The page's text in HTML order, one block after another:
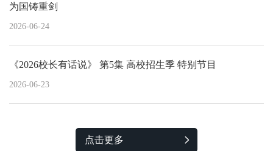
为国铸重剑
2026-06-24
《2026校长有话说》 第5集 高校招生季 特别节目
2026-06-23
点击更多